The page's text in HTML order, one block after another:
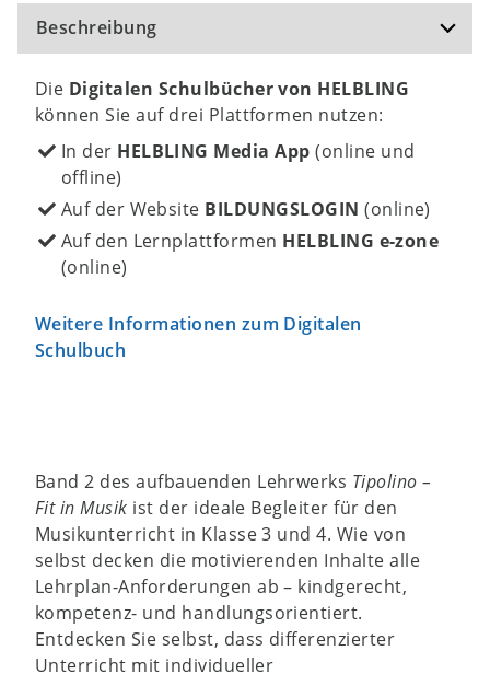
Beschreibung
Die Digitalen Schulbücher von HELBLING
können Sie auf drei Plattformen nutzen:
In der HELBLING Media App (online und
offline)
Auf der Website BILDUNGSLOGIN (online)
Auf den Lernplattformen HELBLING e-zone
(online)
Weitere Informationen zum Digitalen
Schulbuch
Band 2 des aufbauenden Lehrwerks Tipolino –
Fit in Musik ist der ideale Begleiter für den
Musikunterricht in Klasse 3 und 4. Wie von
selbst decken die motivierenden Inhalte alle
Lehrplan-Anforderungen ab – kindgerecht,
kompetenz- und handlungsorientiert.
Entdecken Sie selbst, dass differenzierter
Unterricht mit individueller